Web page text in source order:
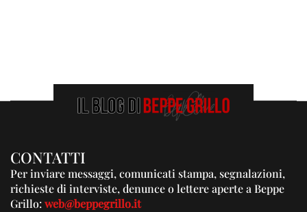
CONTATTI
Per inviare messaggi, comunicati stampa, segnalazioni,
richieste di interviste, denunce o lettere aperte a Beppe
Grillo:web@beppegrillo.it